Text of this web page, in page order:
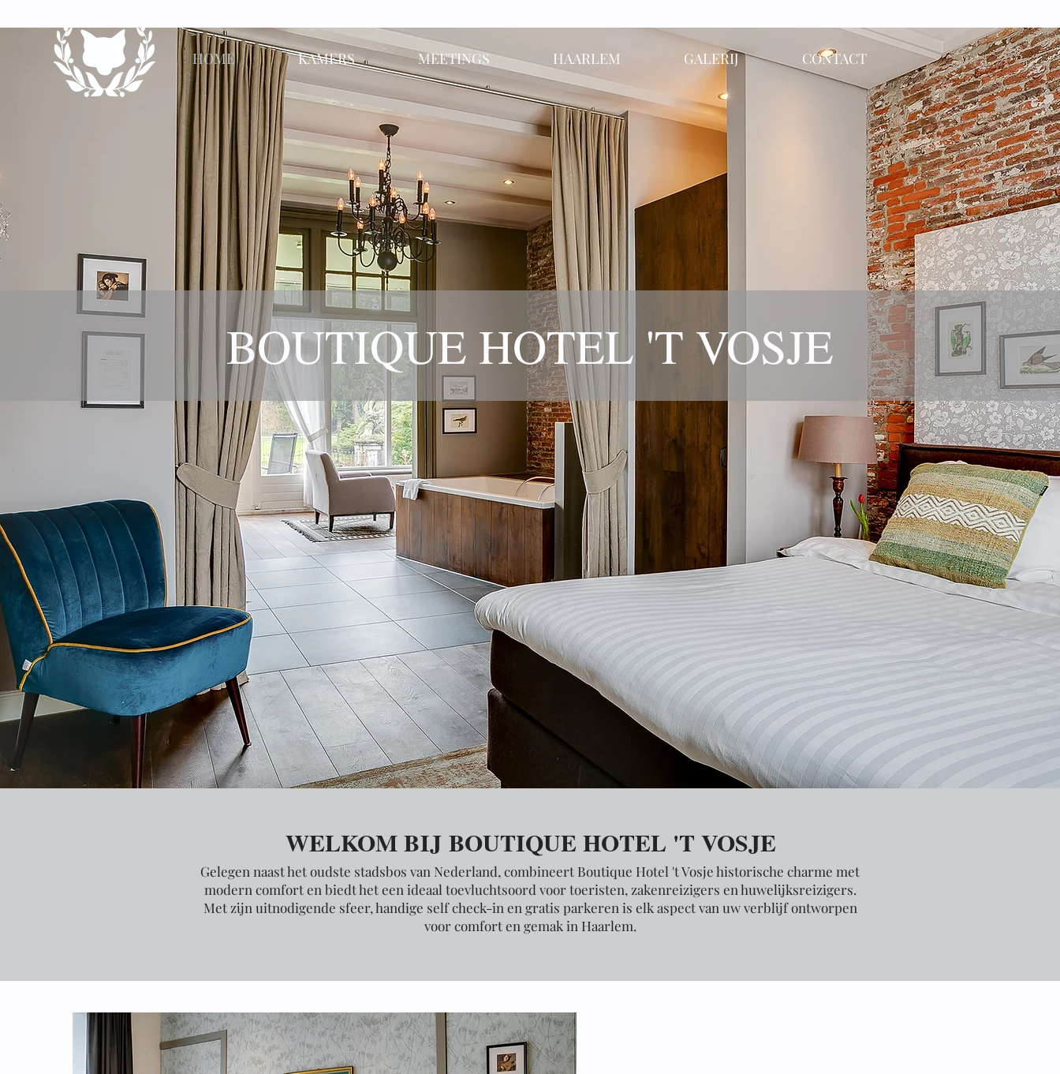
HOME KAMERS MEETINGS HAARLEM GALERIJ CONTACT
BOUTIQUE HOTEL 'T VOSJE
WELKOM BIJ BOUTIQUE HOTEL 'T VOSJE
Gelegen naast het oudste stadsbos van Nederland, combineert Boutique Hotel 't Vosje historische charme met
modern comfort en biedt het een ideaal toevluchtsoord voor toeristen, zakenreizigers en huwelijksreizigers.
Met zijn uitnodigende sfeer, handige self check-in en gratis parkeren is elk aspect van uw verblijf ontworpen
voor comfort en gemak in Haarlem.